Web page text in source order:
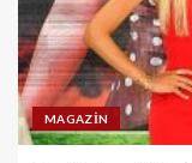
MAGAZIN